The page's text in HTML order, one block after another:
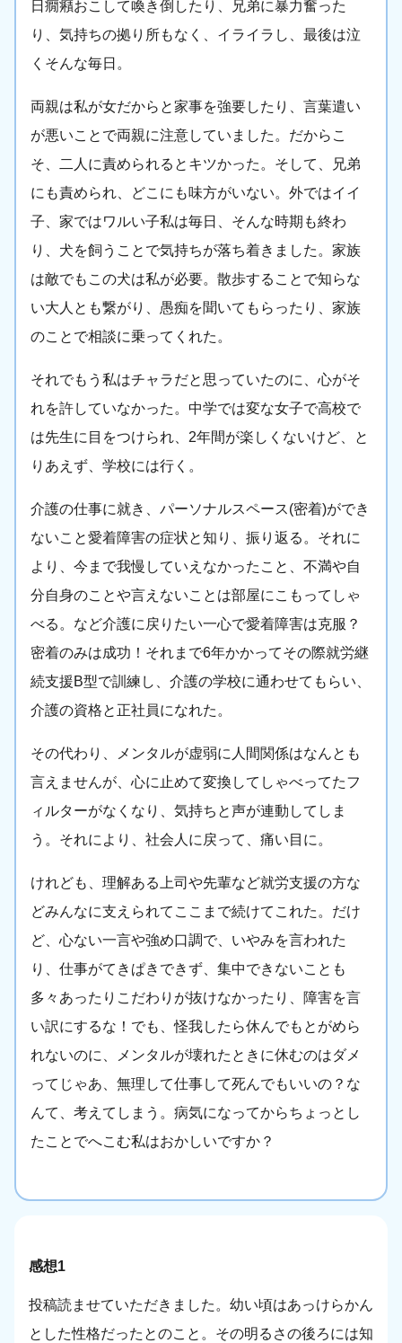
日癇癪おこして喚き倒したり、兄弟に暴力奮った
り、気持ちの拠り所もなく、イライラし、最後は泣
くそんな毎日。
両親は私が女だからと家事を強要したり、言葉遣い
が悪いことで両親に注意していました。だからこ
そ、二人に責められるとキツかった。そして、兄弟
にも責められ、どこにも味方がいない。外ではイイ
子、家ではワルい子私は毎日、そんな時期も終わ
り、犬を飼うことで気持ちが落ち着きました。家族
は敵でもこの犬は私が必要。散歩することで知らな
い大人とも繋がり、愚痴を聞いてもらったり、家族
のことで相談に乗ってくれた。
それでもう私はチャラだと思っていたのに、心がそ
れを許していなかった。中学では変な女子で高校で
は先生に目をつけられ、2年間が楽しくないけど、と
りあえず、学校には行く。
介護の仕事に就き、パーソナルスペース(密着)ができ
ないこと愛着障害の症状と知り、振り返る。それに
より、今まで我慢していえなかったこと、不満や自
分自身のことや言えないことは部屋にこもってしゃ
べる。など介護に戻りたい一心で愛着障害は克服？
密着のみは成功！それまで6年かかってその際就労継
続支援B型で訓練し、介護の学校に通わせてもらい、
介護の資格と正社員になれた。
その代わり、メンタルが虚弱に人間関係はなんとも
言えませんが、心に止めて変換してしゃべってたフ
ィルターがなくなり、気持ちと声が連動してしま
う。それにより、社会人に戻って、痛い目に。
けれども、理解ある上司や先輩など就労支援の方な
どみんなに支えられてここまで続けてこれた。だけ
ど、心ない一言や強め口調で、いやみを言われた
り、仕事がてきぱきできず、集中できないことも
多々あったりこだわりが抜けなかったり、障害を言
い訳にするな！でも、怪我したら休んでもとがめら
れないのに、メンタルが壊れたときに休むのはダメ
ってじゃあ、無理して仕事して死んでもいいの？な
んて、考えてしまう。病気になってからちょっとし
たことでへこむ私はおかしいですか？
感想1
投稿読ませていただきました。幼い頃はあっけらかん
とした性格だったとのこと。その明るさの後ろには知